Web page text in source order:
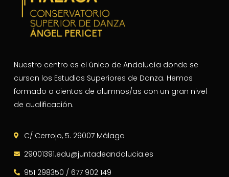
Nuestro centro es el único de Andalucía donde se
cursan los Estudios Superiores de Danza. Hemos
formado a cientos de alumnos/as con un gran nivel
de cualificación.
C/ Cerrojo, 5. 29007 Málaga
29001391.edu@juntadeandalucia.es
951 298350 / 677 902 149